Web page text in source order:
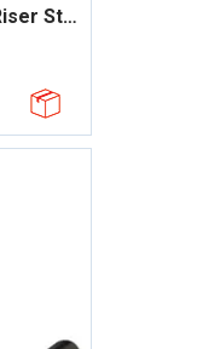
Race Face Next Wide 1/4 Riser Styre